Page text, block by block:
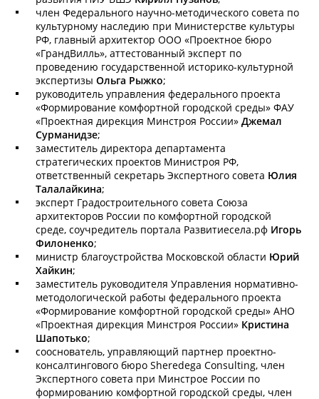
член Федерального научно-методического совета по
культурному наследию при Министерстве культуры
РФ, главный архитектор ООО «Проектное бюро
«ГрандВилль», аттестованный эксперт по
проведению государственной историко-культурной
экспертизы Ольга Рыжко;
руководитель управления федерального проекта
«Формирование комфортной городской среды» ФАУ
«Проектная дирекция Минстроя России» Джемал
Сурманидзе;
заместитель директора департамента
стратегических проектов Министроя РФ,
ответственный секретарь Экспертного совета Юлия
Талалайкина;
эксперт Градостроительного совета Союза
архитекторов России по комфортной городской
среде, соучредитель портала Развитиесела.рф Игорь
Филоненко;
министр благоустройства Московской области Юрий
Хайкин;
заместитель руководителя Управления нормативно-
методологической работы федерального проекта
«Формирование комфортной городской среды» АНО
«Проектная дирекция Минстроя России» Кристина
Шапотько;
cооснователь, управляющий партнер проектно-
консалтингового бюро Sheredega Consulting, член
Экспертного совета при Минстрое России по
формированию комфортной городской среды, член